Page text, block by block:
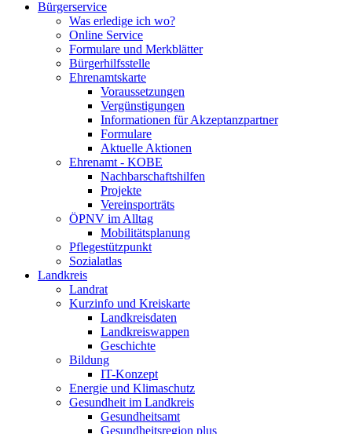
Bürgerservice
Was erledige ich wo?
Online Service
Formulare und Merkblätter
Bürgerhilfsstelle
Ehrenamtskarte
Voraussetzungen
Vergünstigungen
Informationen für Akzeptanzpartner
Formulare
Aktuelle Aktionen
Ehrenamt - KOBE
Nachbarschaftshilfen
Projekte
Vereinsporträts
ÖPNV im Alltag
Mobilitätsplanung
Pflegestützpunkt
Sozialatlas
Landkreis
Landrat
Kurzinfo und Kreiskarte
Landkreisdaten
Landkreiswappen
Geschichte
Bildung
IT-Konzept
Energie und Klimaschutz
Gesundheit im Landkreis
Gesundheitsamt
Gesundheitsregion plus